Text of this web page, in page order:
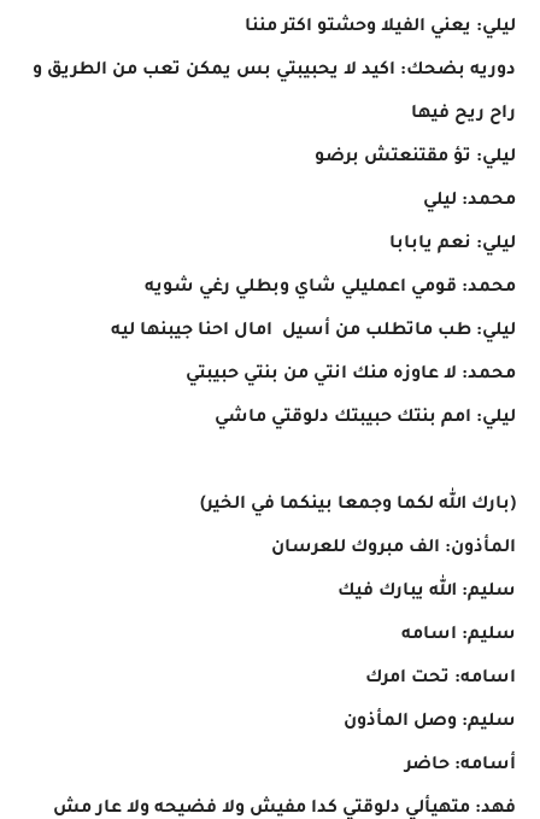
ليلي: يعني الفيلا وحشتو اكتر مننا
دوريه بضحك: اكيد لا يحبيبتي بس يمكن تعب من الطريق و
راح ريح فيها
ليلي: تؤ مقتنعتش برضو
محمد: ليلي
ليلي: نعم يابابا
محمد: قومي اعمليلي شاي وبطلي رغي شويه
ليلي: طب ماتطلب من أسيل امال احنا جيبنها ليه
محمد: لا عاوزه منك انتي من بنتي حبيبتي
ليلي: امم بنتك حبيبتك دلوقتي ماشي
(بارك الله لكما وجمعا بينكما في الخير)
المأذون: الف مبروك للعرسان
سليم: الله يبارك فيك
سليم: اسامه
اسامه: تحت امرك
سليم: وصل المأذون
أسامه: حاضر
فهد: متهيألي دلوقتي كدا مفيش ولا فضيحه ولا عار مش